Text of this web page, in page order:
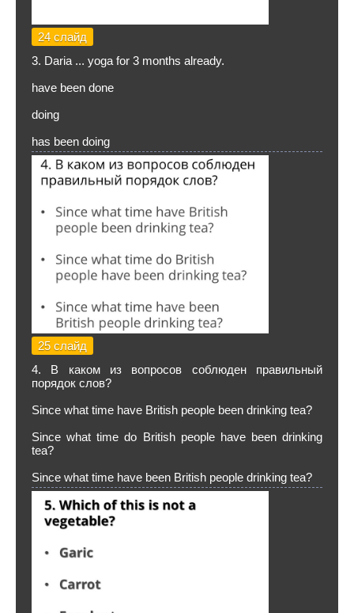
24 слайд
3. Daria ... yoga for 3 months already.
have been done
doing
has been doing
25 слайд
4. В каком из вопросов соблюден правильный
порядок слов?
Since what time have British people been drinking tea?
Since what time do British people have been drinking
tea?
Since what time have been British people drinking tea?